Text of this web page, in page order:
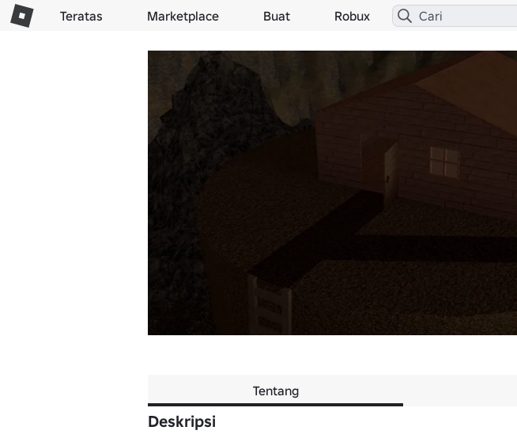
Teratas Marketplace Buat Robux
Tentang
Deskripsi